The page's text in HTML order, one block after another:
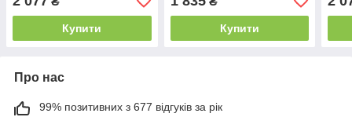
60
Купити
50
Купити
60
Про нас
99% позитивних з 677 відгуків за рік